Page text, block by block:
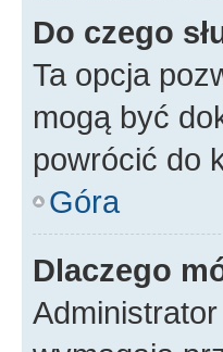
Do czego
Ta opcja
mogą być
powrócić do
Góra
Dlaczego